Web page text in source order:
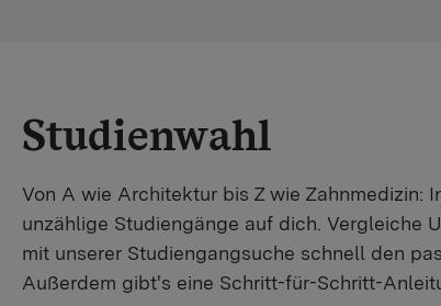
Studienwahl
Von A wie Architektur bis Z wie Zahnmedizin:
unzählige Studiengänge auf dich. Vergleiche
mit unserer Studiengangsuche schnell den
Außerdem gibt's eine Schritt-für-Schritt-